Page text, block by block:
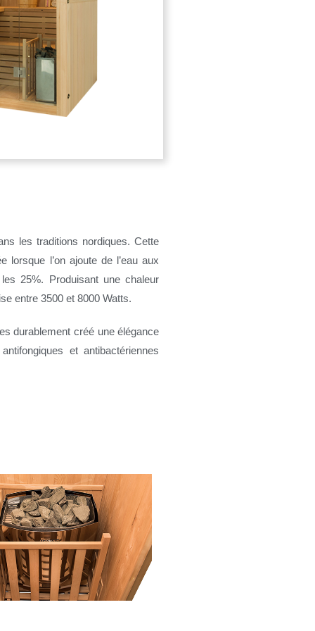
les traditions nordiques. Cette
l’on ajoute de l’eau aux
25%. Produisant une chaleur
entre 3500 et 8000 Watts.
durablement créé une élégance
et antibactériennes